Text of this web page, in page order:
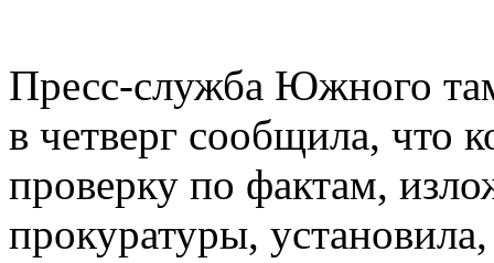
Пресс-служба Южного
в четверг сообщила, что
проверку по фактам,
прокуратуры,